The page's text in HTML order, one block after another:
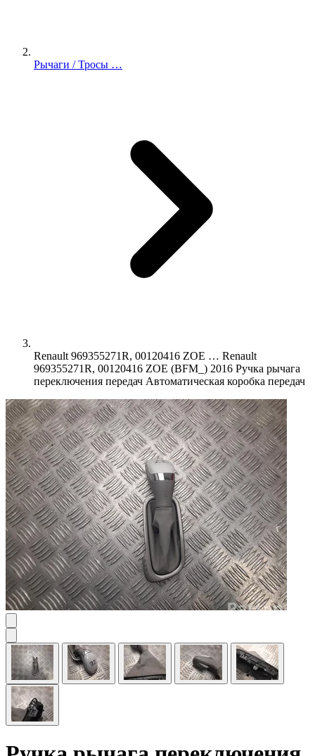
Рычаги / Тросы …
Renault 969355271R, 00120416 ZOE … Renault
969355271R, 00120416 ZOE (BFM_) 2016 Ручка рычага
переключения передач Автоматическая коробка передач